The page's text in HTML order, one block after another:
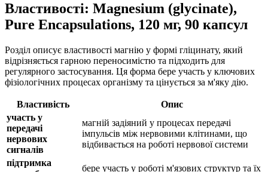
Властивості: Magnesium (glycinate),
Pure Encapsulations, 120 мг, 90 капсул
Розділ описує властивості магнію у формі гліцинату, який
відрізняється гарною переносимістю та підходить для
регулярного застосування. Ця форма бере участь у ключових
фізіологічних процесах організму та цінується за м'яку дію.
Властивість
Опис
участь у
передачі
нервових
сигналів
магній задіяний у процесах передачі
імпульсів між нервовими клітинами, що
відбивається на роботі нервової системи
підтримка
бере участь у роботі м'язових структур та їх